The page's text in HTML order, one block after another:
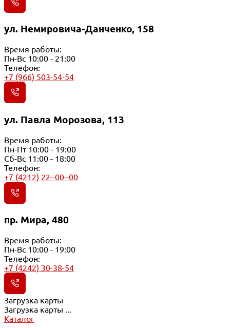
ул. Немировича-Данченко, 158
Время работы:
Пн-Вс 10:00 - 21:00
Телефон:
+7 (966) 503-54-54
ул. Павла Морозова, 113
Время работы:
Пн-Пт 10:00 - 19:00
Сб-Вс 11:00 - 18:00
Телефон:
+7 (4212) 22‒00‒00
пр. Мира, 480
Время работы:
Пн-Вс 10:00 - 19:00
Телефон:
+7 (4242) 30-38-54
Загрузка карты
Загрузка карты ...
Каталог